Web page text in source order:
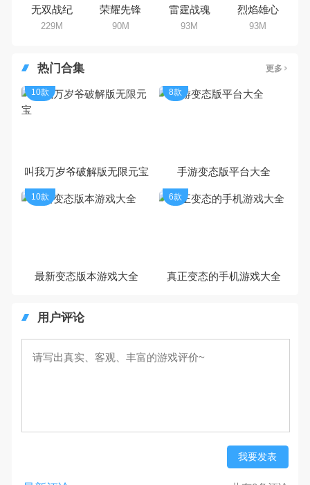
无双战纪
229M
荣耀先锋
90M
雷霆战魂
93M
烈焰雄心
93M
热门合集 更多
叫我万岁爷破解版无限元宝
10款
手游变态版平台大全
8款
最新变态版本游戏大全
10款
真正变态的手机游戏大全
6款
用户评论
我要发表